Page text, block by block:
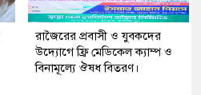
রাজৈরের‌ প্রবাসী ও যুবকদের
উদ্যোগে ফ্রি মেডিকেল ক্যাম্প ও
বিনামূল্যে ঔষধ বিতরণ।